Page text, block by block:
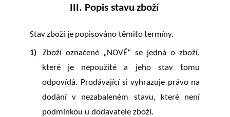
III. Popis stavu zboží
Stav zboží je popisováno těmito termíny.
1) Zboží označené „NOVÉ“ se jedná o zboží,
které
je nepoužité a jeho stav
tomu
odpovídá. Prodávající si vyhrazuje právo na
dodání v nezabaleném stavu, které
není
podmínkou u dodavatele zboží.